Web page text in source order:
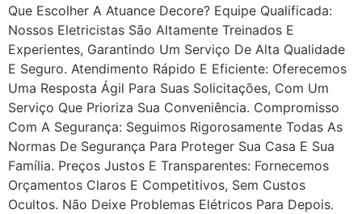
Que Escolher A Atuance Decore? Equipe Qualificada:
Nossos Eletricistas São Altamente Treinados E
Experientes, Garantindo Um Serviço De Alta Qualidade
E Seguro. Atendimento Rápido E Eficiente: Oferecemos
Uma Resposta Ágil Para Suas Solicitações, Com Um
Serviço Que Prioriza Sua Conveniência. Compromisso
Com A Segurança: Seguimos Rigorosamente Todas As
Normas De Segurança Para Proteger Sua Casa E Sua
Família. Preços Justos E Transparentes: Fornecemos
Orçamentos Claros E Competitivos, Sem Custos
Ocultos. Não Deixe Problemas Elétricos Para Depois.